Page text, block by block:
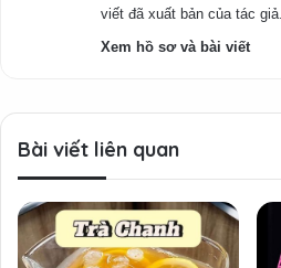
viết đã xuất bản của tác giả.
Xem hồ sơ và bài viết
Bài viết liên quan